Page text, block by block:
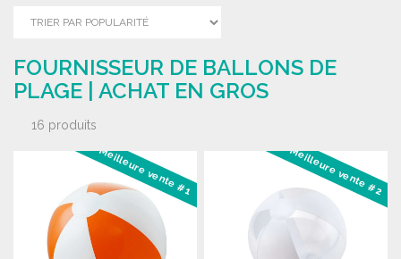
FOURNISSEUR DE BALLONS DE
PLAGE | ACHAT EN GROS
16 produits
Meilleure vente #1 Meilleure vente #2